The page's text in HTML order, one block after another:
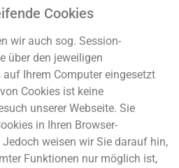
Cookies
wir auch sog. Session-
über den jeweiligen
Ihrem Computer eingesetzt
Cookies ist keine
unserer Webseite. Sie
in Ihren Browser-
weisen wir Sie darauf hin,
Funktionen nur möglich ist,